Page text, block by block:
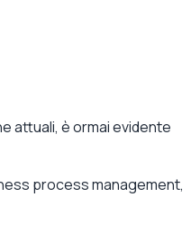
attuali, è ormai evidente
process management,